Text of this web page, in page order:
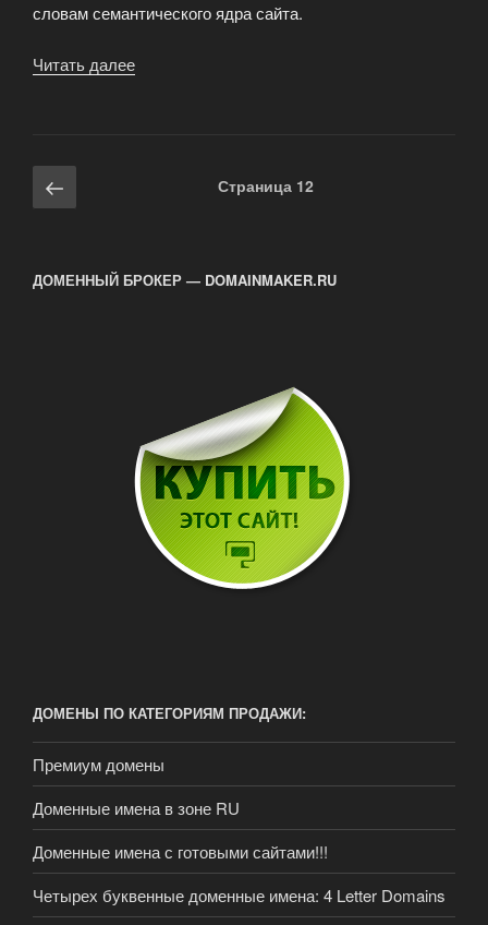
словам семантического ядра сайта.
Читать далее
Навигация
по
Предыдущая
страница
Страница 12
ДОМЕННЫЙ БРОКЕР — DOMAINMAKER.RU
ДОМЕНЫ ПО КАТЕГОРИЯМ ПРОДАЖИ:
Премиум домены
Доменные имена в зоне RU
Доменные имена с готовыми сайтами!!!
Четырех буквенные доменные имена: 4 Letter Domains